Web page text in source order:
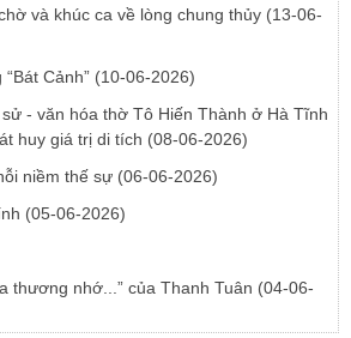
và khúc ca về lòng chung thủy (13-06-
Cảnh” (10-06-2026)
- văn hóa thờ Tô Hiến Thành ở Hà Tĩnh
huy giá trị di tích (08-06-2026)
niềm thế sự (06-06-2026)
(05-06-2026)
thương nhớ...” của Thanh Tuân (04-06-